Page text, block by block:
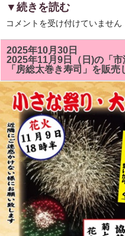
ま
す。
は
▼続きを読む
１
月
の
房
総
太
巻
き
ず
し
教
室
は
「ク
リ
ス
マ
ス
ツ
リ
ー
ま
た
は
サ
コメントを受け付けていません
2025年10月30日
2025年11月9日（日)の「
「房総太巻き寿司」を販売